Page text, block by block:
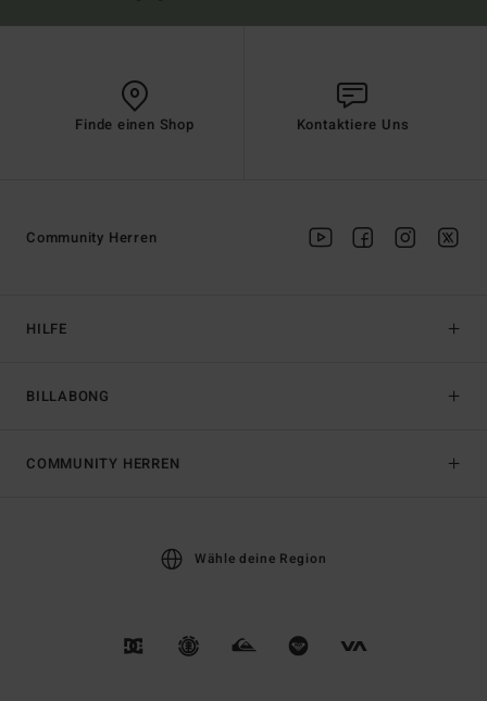
Finde einen Shop Kontaktiere Uns
HILFE
BILLABONG
Community Herren
COMMUNITY HERREN
Wähle deine Region